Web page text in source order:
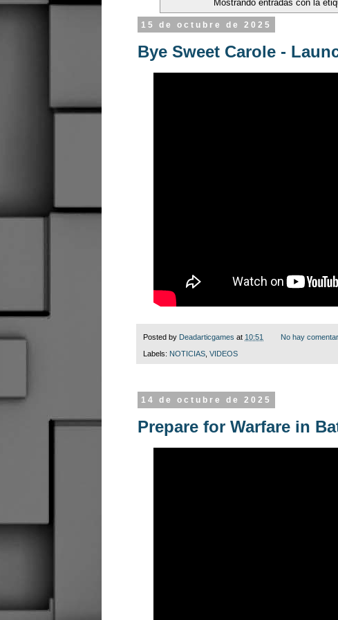
Mostrando entradas con la
15 de octubre de 2025
Bye Sweet Carole -
Posted by Deadarticgames at 10:51 No hay
Labels: NOTICIAS VIDEOS
14 de octubre de 2025
Prepare for Warfare in